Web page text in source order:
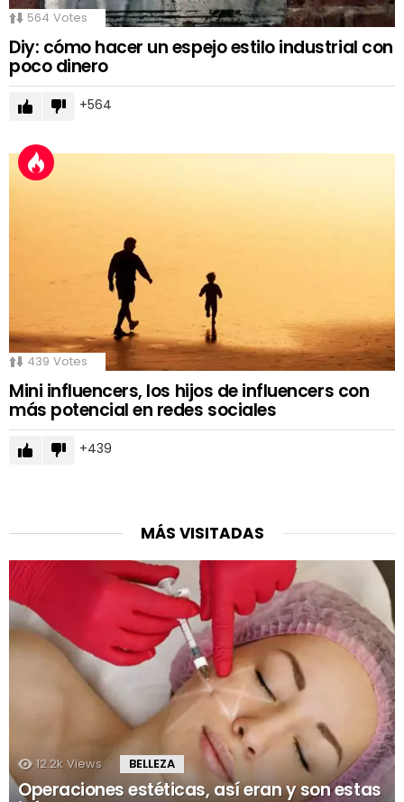
564 Votes
Diy: cómo hacer un espejo estilo industrial con
poco dinero
564
439 Votes
Mini influencers, los hijos de influencers con
más potencial en redes sociales
439
MÁS VISITADAS
12.2k Views BELLEZA
Operaciones estéticas, así eran y son estas